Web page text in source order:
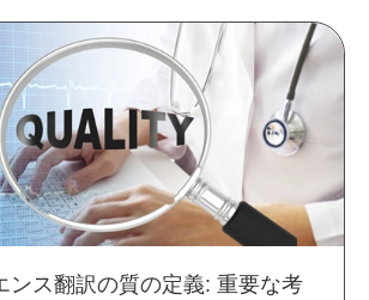
ンス翻訳の質の定義: 重要な考